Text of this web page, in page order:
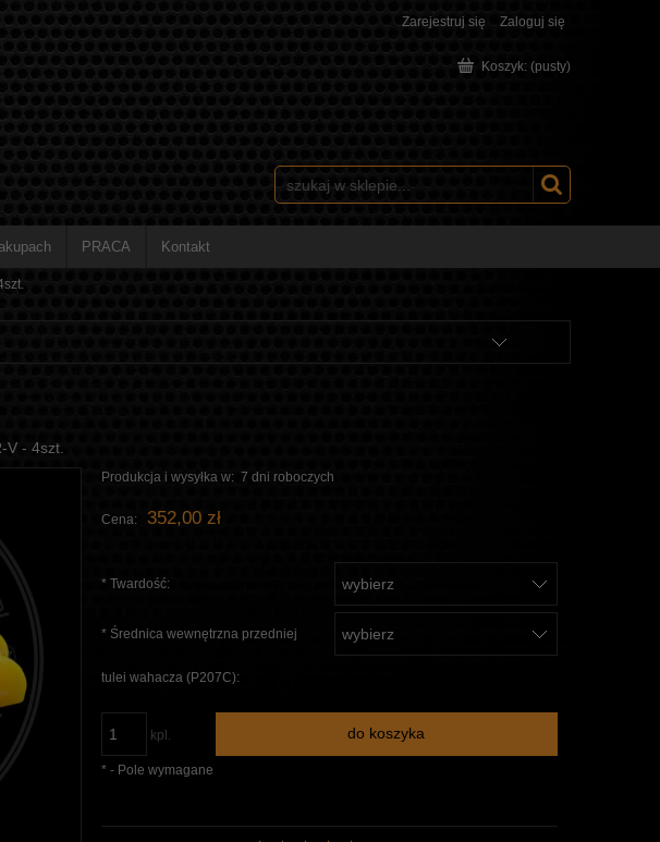
Zarejestruj się Zaloguj się
Koszyk: (pusty)
PRACA Kontakt
V - 4szt.
Produkcja i wysyłka w: 7 dni roboczych
Cena: 352,00 zł
* Twardość:
* Średnica wewnętrzna przedniej
tulei wahacza (P207C):
kpl. do koszyka
* - Pole wymagane